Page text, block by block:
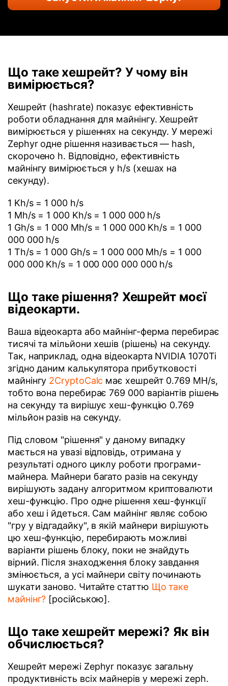
Що таке хешрейт? У чому він
вимірюється?
Хешрейт (hashrate) показує ефективність
роботи обладнання для майнінгу. Хешрейт
вимірюється у рішеннях на секунду. У мережі
Zephyr одне рішення називається — hash,
скорочено h. Відповідно, ефективність
майнінгу вимірюється у h/s (хешах на
секунду).
1 Kh/s = 1 000 h/s
1 Mh/s = 1 000 Kh/s = 1 000 000 h/s
1 Gh/s = 1 000 Mh/s = 1 000 000 Kh/s = 1 000
000 000 h/s
1 Th/s = 1 000 Gh/s = 1 000 000 Mh/s = 1 000
000 000 Kh/s = 1 000 000 000 000 h/s
Що таке рішення? Хешрейт моєї
відеокарти.
Ваша відеокарта або майнінг-ферма перебирає
тисячі та мільйони хешів (рішень) на секунду.
Так, наприклад, одна відеокарта NVIDIA 1070Ti
згідно даним калькулятора прибутковості
майнінгу 2CryptoCalc має хешрейт 0.769 MH/s,
тобто вона перебирає 769 000 варіантів рішень
на секунду та вирішує хеш-функцію 0.769
мільйон разів на секунду.
Під словом "рішення" у даному випадку
мається на увазі відповідь, отримана у
результаті одного циклу роботи програми-
майнера. Майнери багато разів на секунду
вирішують задану алгоритмом криптовалюти
хеш-функцію. Про одне рішення хеш-функції
або хеш і йдеться. Сам майнінг являє собою
"гру у відгадайку", в якій майнери вирішують
цю хеш-функцію, перебирають можливі
варіанти рішень блоку, поки не знайдуть
вірний. Після знаходження блоку завдання
змінюється, а усі майнери світу починають
шукати заново. Читайте статтю Що таке
майнінг? [російською].
Що таке хешрейт мережі? Як він
обчислюється?
Хешрейт мережі Zephyr показує загальну
продуктивність всіх майнерів у мережі zeph.